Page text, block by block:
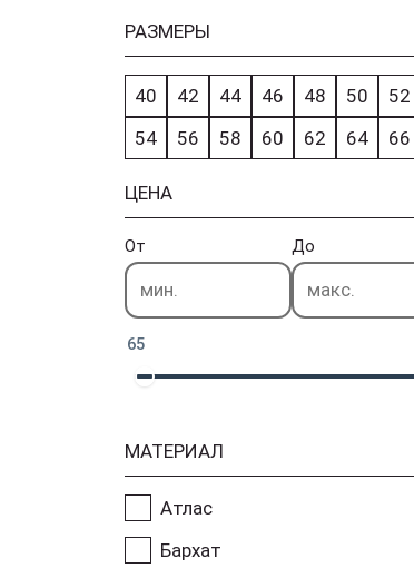
РАЗМЕРЫ
40 42 44 46 48 50
52
54
56 58 60 62 64 66
ЦЕНА
От До
65
МАТЕРИАЛ
Атлас
Бархат